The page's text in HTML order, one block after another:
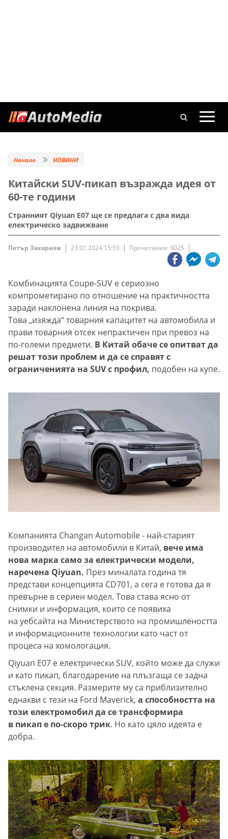
Начало НОВИНИ
Китайски SUV-пикап възражда идея от
60-те години
Странният Qiyuan E07 ще се предлага с два вида
електрическо задвижване
Петър Захариев 23.01.2024 15:55 Прочитания: 9025
Комбинацията Coupe-SUV е сериозно
компрометирано по отношение на практичността
заради наклонена линия на покрива.
Това „изяжда“ товарния капацитет на автомобила и
прави товарния отсек непрактичен при превоз на
по-големи предмети. В Китай обаче се опитват да
решат този проблем и да се справят с
ограниченията на SUV с профил, подобен на купе.
Компанията Changan Automobile - най-старият
производител на автомобили в Китай, вече има
нова марка само за електрически модели,
наречена Qiyuan. През миналата година тя
представи концепцията CD701, а сега е готова да я
превърне в сериен модел. Това става ясно от
снимки и информация, които се появиха
на уебсайта на Министерството на промишлеността
и информационните технологии като част от
процеса на хомологация.
Qiyuan E07 е електрически SUV, който може да служи
и като пикап, благодарение на плъзгаща се задна
стъклена секция. Размерите му са приблизително
еднакви с тези на Ford Maverick, а способността на
този електромобил да се трансформира
в пикап е по-скоро трик. Но като цяло идеята е
добра.